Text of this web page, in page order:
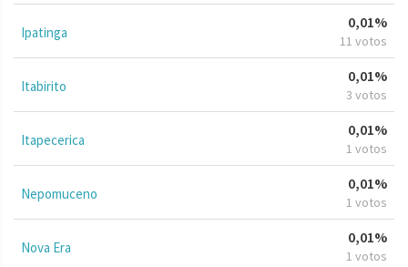
Ipatinga
0,01%
11 votos
Itabirito
0,01%
3 votos
Itapecerica
0,01%
1 votos
Nepomuceno
0,01%
1 votos
Nova Era
0,01%
1 votos